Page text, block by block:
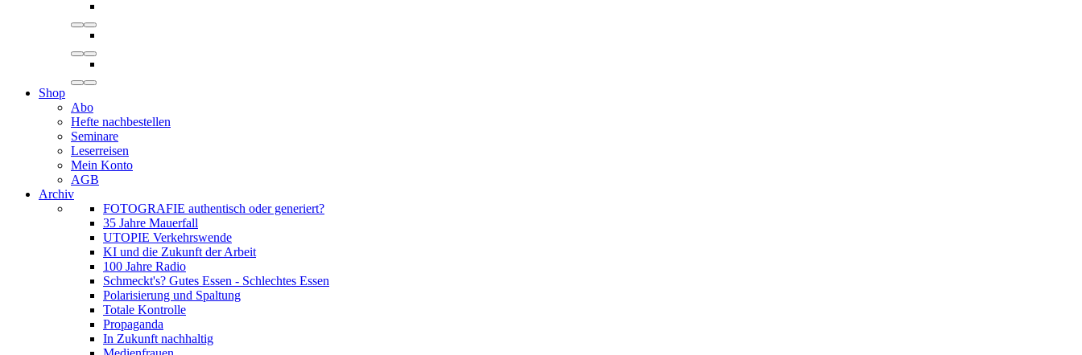
Shop
Abo
Hefte nachbestellen
Seminare
Leserreisen
Mein Konto
AGB
Archiv
FOTOGRAFIE authentisch oder generiert?
35 Jahre Mauerfall
UTOPIE Verkehrswende
KI und die Zukunft der Arbeit
100 Jahre Radio
Schmeckt's? Gutes Essen - Schlechtes Essen
Polarisierung und Spaltung
Totale Kontrolle
Propaganda
In Zukunft nachhaltig